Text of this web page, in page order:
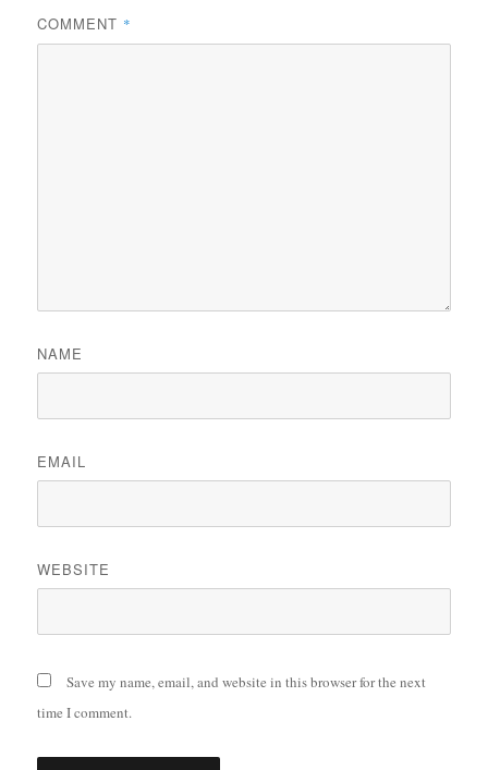
COMMENT *
NAME
EMAIL
WEBSITE
Save my name, email, and website in this browser for the next
time I comment.